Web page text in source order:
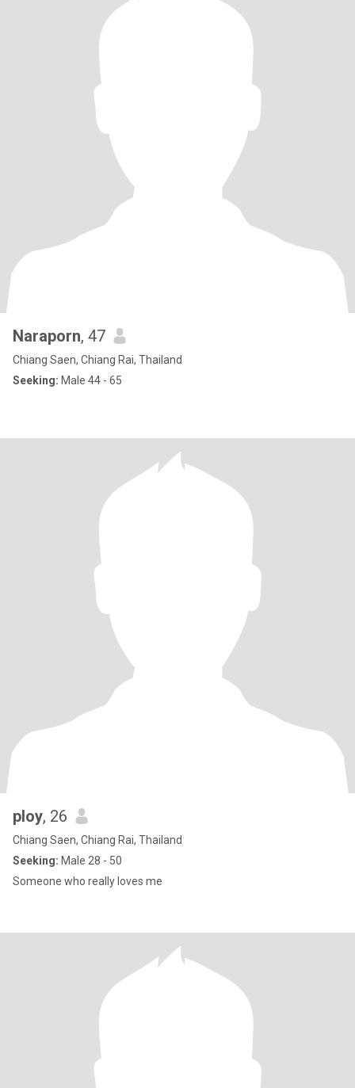
Naraporn, 47
Chiang Saen, Chiang Rai, Thailand
Seeking: Male 44 - 65
ploy, 26
Chiang Saen, Chiang Rai, Thailand
Seeking: Male 28 - 50
Someone who really loves me